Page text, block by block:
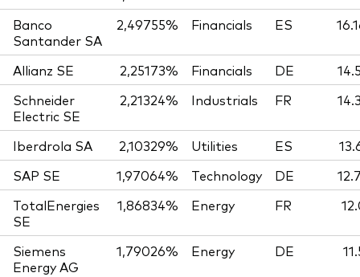
Banco
Santander SA
2,49755% Financials ES
Allianz SE 2,25173% Financials DE
Schneider
Electric SE
2,21324% Industrials FR
Iberdrola SA 2,10329% Utilities ES
SAP SE
1,97064% Technology DE
TotalEnergies
SE
1,86834% Energy FR
Siemens
Energy AG
1,79026% Energy DE